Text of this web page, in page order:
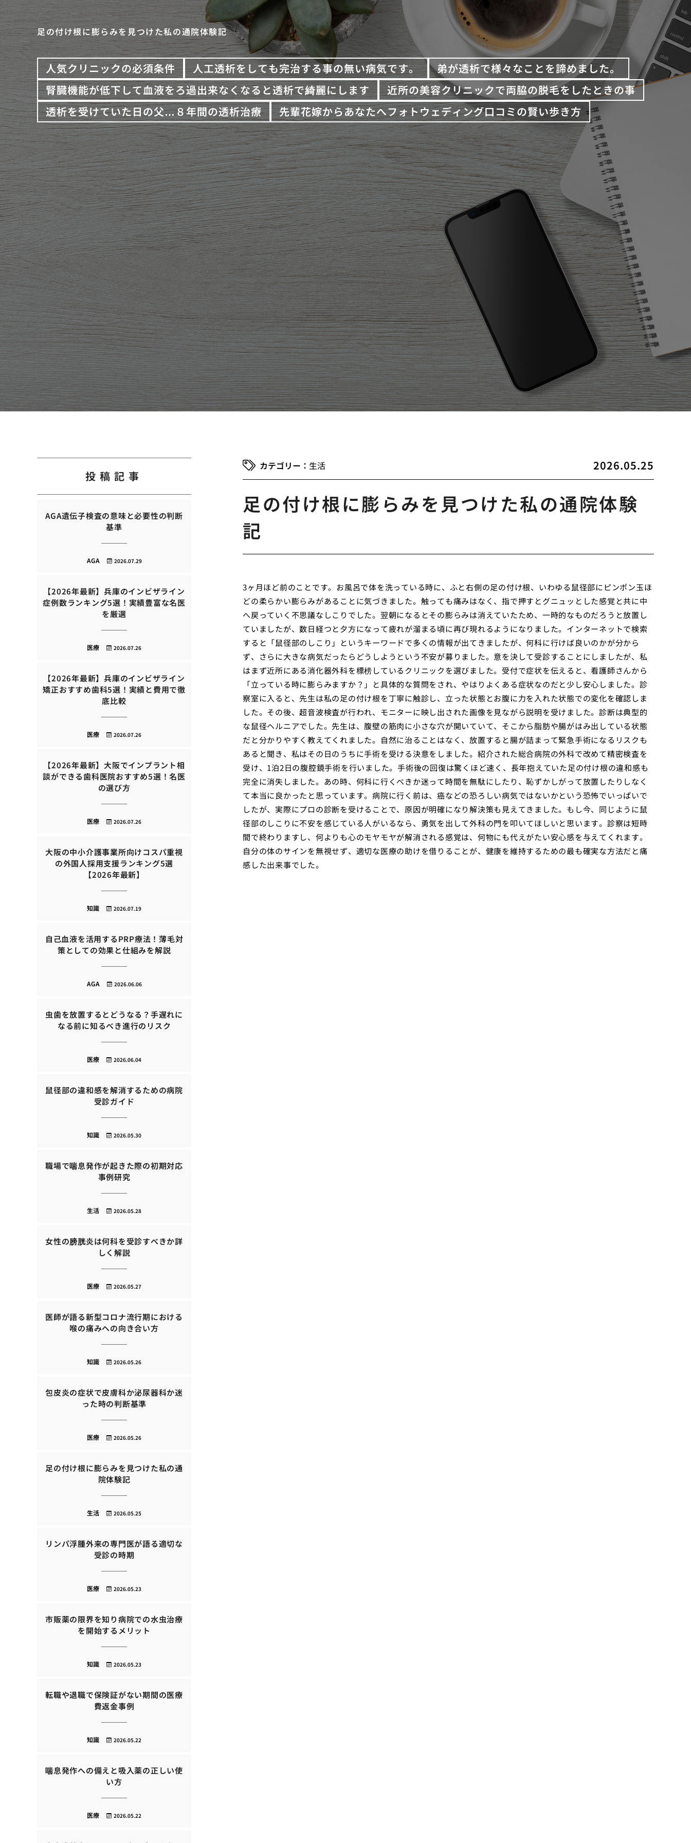
足の付け根に膨らみを見つけた私の通院体験記
人気クリニックの必須条件 人工透析をしても完治する事の無い病気です。
弟が透析で様々なことを諦めました。
腎臓機能が低下して血液をろ過出来なくなると透析で綺麗にします
近所の美容クリニックで両脇の脱毛をしたときの事
透析を受けていた日の父…８年間の透析治療
先輩花嫁からあなたへフォトウェディング口コミの賢い歩き方
2026.05.25
生活
足の付け根に膨らみを見つけた私の通院体験
記
3ヶ月ほど前のことです。お風呂で体を洗っている時に、ふと右側の足の付け根、いわゆる鼠径部にピンポン玉ほ
どの柔らかい膨らみがあることに気づきました。触っても痛みはなく、指で押すとグニュッとした感覚と共に中
へ戻っていく不思議なしこりでした。翌朝になるとその膨らみは消えていたため、一時的なものだろうと放置し
ていましたが、数日経つと夕方になって疲れが溜まる頃に再び現れるようになりました。インターネットで検索
すると「鼠径部のしこり」というキーワードで多くの情報が出てきましたが、何科に行けば良いのかが分から
ず、さらに大きな病気だったらどうしようという不安が募りました。意を決して受診することにしましたが、私
はまず近所にある消化器外科を標榜しているクリニックを選びました。受付で症状を伝えると、看護師さんから
「立っている時に膨らみますか？」と具体的な質問をされ、やはりよくある症状なのだと少し安心しました。診
察室に入ると、先生は私の足の付け根を丁寧に触診し、立った状態とお腹に力を入れた状態での変化を確認しま
した。その後、超音波検査が行われ、モニターに映し出された画像を見ながら説明を受けました。診断は典型的
な鼠径ヘルニアでした。先生は、腹壁の筋肉に小さな穴が開いていて、そこから脂肪や腸がはみ出している状態
だと分かりやすく教えてくれました。自然に治ることはなく、放置すると腸が詰まって緊急手術になるリスクも
あると聞き、私はその日のうちに手術を受ける決意をしました。紹介された総合病院の外科で改めて精密検査を
受け、1泊2日の腹腔鏡手術を行いました。手術後の回復は驚くほど速く、長年抱えていた足の付け根の違和感も
完全に消失しました。あの時、何科に行くべきか迷って時間を無駄にしたり、恥ずかしがって放置したりしなく
て本当に良かったと思っています。病院に行く前は、癌などの恐ろしい病気ではないかという恐怖でいっぱいで
したが、実際にプロの診断を受けることで、原因が明確になり解決策も見えてきました。もし今、同じように鼠
径部のしこりに不安を感じている人がいるなら、勇気を出して外科の門を叩いてほしいと思います。診察は短時
間で終わりますし、何よりも心のモヤモヤが解消される感覚は、何物にも代えがたい安心感を与えてくれます。
自分の体のサインを無視せず、適切な医療の助けを借りることが、健康を維持するための最も確実な方法だと痛
感した出来事でした。
投稿記事
AGA遺伝子検査の意味と必要性の判断
基準
2026.07.29
AGA
【2026年最新】兵庫のインビザライン
症例数ランキング5選！実績豊富な名医
を厳選
2026.07.26
医療
【2026年最新】兵庫のインビザライン
矯正おすすめ歯科5選！実績と費用で徹
底比較
2026.07.26
医療
【2026年最新】大阪でインプラント相
談ができる歯科医院おすすめ5選！名医
の選び方
2026.07.26
医療
大阪の中小介護事業所向けコスパ重視
の外国人採用支援ランキング5選
【2026年最新】
2026.07.19
知識
自己血液を活用するPRP療法！薄毛対
策としての効果と仕組みを解説
2026.06.06
AGA
虫歯を放置するとどうなる？手遅れに
なる前に知るべき進行のリスク
2026.06.04
医療
鼠径部の違和感を解消するための病院
受診ガイド
2026.05.30
知識
職場で喘息発作が起きた際の初期対応
事例研究
2026.05.28
生活
女性の膀胱炎は何科を受診すべきか詳
しく解説
2026.05.27
医療
医師が語る新型コロナ流行期における
喉の痛みへの向き合い方
2026.05.26
知識
包皮炎の症状で皮膚科か泌尿器科か迷
った時の判断基準
2026.05.26
医療
足の付け根に膨らみを見つけた私の通
院体験記
2026.05.25
生活
リンパ浮腫外来の専門医が語る適切な
受診の時期
2026.05.23
医療
市販薬の限界を知り病院での水虫治療
を開始するメリット
2026.05.23
知識
転職や退職で保険証がない期間の医療
費返金事例
2026.05.22
知識
喘息発作への備えと吸入薬の正しい使
い方
2026.05.22
医療